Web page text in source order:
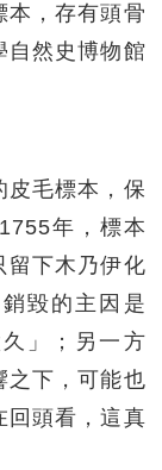
本，存有頭骨
自然史博物館
皮毛標本，保
年，標本
留下木乃伊化
毀的主因是
」；另一方
之下，可能也
回頭看，這真